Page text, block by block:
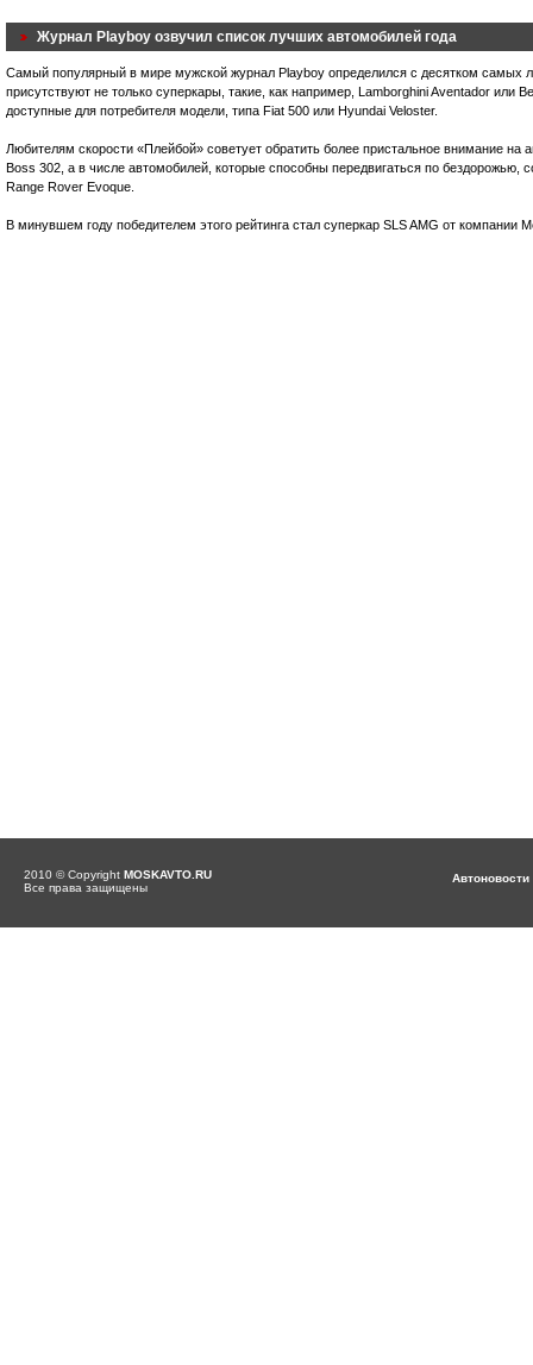
Журнал Playboy озвучил список лучших автомобилей года
Самый популярный в мире мужской журнал Playboy определился с десятком самых
присутствуют не только суперкары, такие, как например, Lamborghini Aventador или
доступные для потребителя модели, типа Fiat 500 или Hyundai Veloster.
Любителям скорости «Плейбой» советует обратить более пристальное внимание на
Boss 302, а в числе автомобилей, которые способны передвигаться по бездорожью,
Range Rover Evoque.
В минувшем году победителем этого рейтинга стал суперкар SLS AMG от компании
2010 © Copyright MOSKAVTO.RU
Все права защищены
Автоновости